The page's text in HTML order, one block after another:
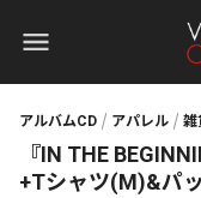
アルバムCD アパレル 雑
『IN THE
+Tシャツ(M)&パ